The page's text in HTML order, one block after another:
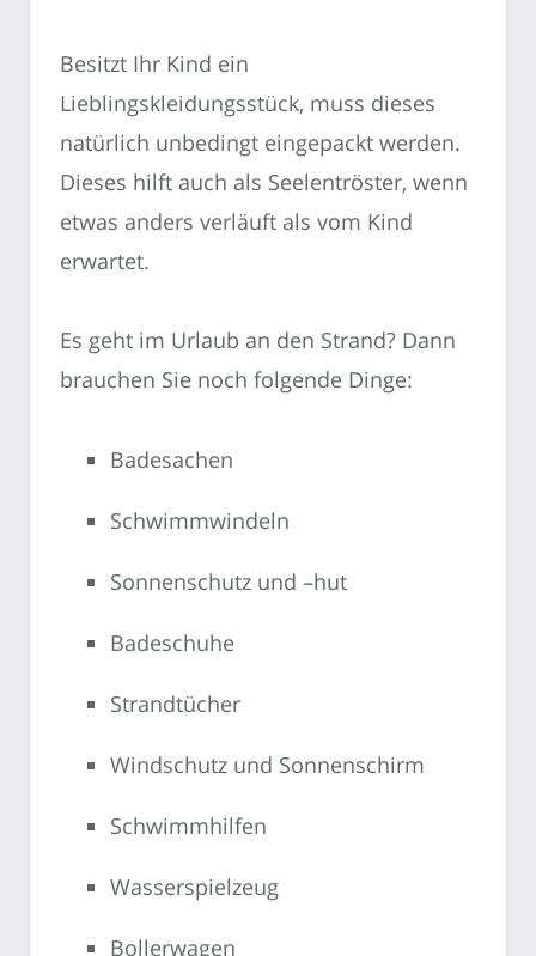
Besitzt Ihr Kind ein
Lieblingskleidungsstück, muss dieses
natürlich unbedingt eingepackt werden.
Dieses hilft auch als Seelentröster, wenn
etwas anders verläuft als vom Kind
erwartet.
Es geht im Urlaub an den Strand? Dann
brauchen Sie noch folgende Dinge:
Badesachen
Schwimmwindeln
Sonnenschutz und –hut
Badeschuhe
Strandtücher
Windschutz und Sonnenschirm
Schwimmhilfen
Wasserspielzeug
Bollerwagen